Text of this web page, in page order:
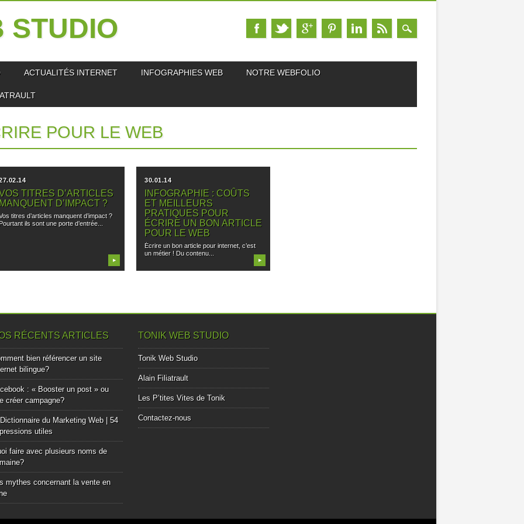
STUDIO
ACTUALITÉS INTERNET INFOGRAPHIES WEB NOTRE WEBFOLIO
POUR LE WEB
TITRES D’ARTICLES
MANQUENT D’IMPACT ?
titres d’articles manquent d’impact ?
Pourtant ils sont une porte d’entrée...
▶
30.01.14
INFOGRAPHIE : COÛTS
ET MEILLEURS
PRATIQUES POUR
ÉCRIRE UN BON ARTICLE
POUR LE WEB
Écrire un bon article pour internet, c’est
un métier ! Du contenu...
▶
RÉCENTS ARTICLES
bien référencer un site
bilingue?
: « Booster un post » ou
créer campagne?
du Marketing Web | 54
utiles
faire avec plusieurs noms de
mythes concernant la vente en
TONIK WEB STUDIO
Tonik Web Studio
Alain Filiatrault
Les P’tites Vites de Tonik
Contactez-nous